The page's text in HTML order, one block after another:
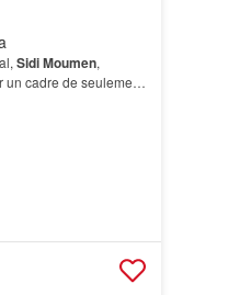
SidiMoumen,
un cadre de seulement